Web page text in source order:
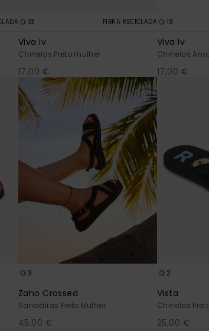
13 FIBRA RECICLADA
Viva Iv
Chinelos Preto mulher
17,00 €
13
Viva Iv
Chinelos
17,00 €
3
Zaho Crossed
Sandálias Preto Mulher
45,00 €
2
Vista
Chinelos
25,00 €